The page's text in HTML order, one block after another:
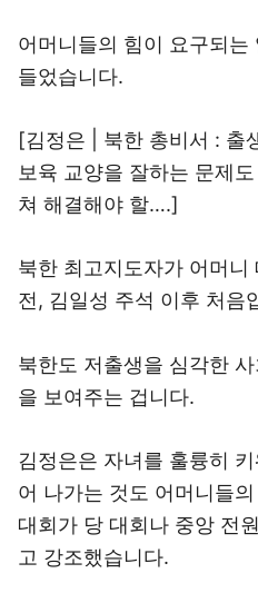
어머니들의 힘이 요구되
들었습니다.
[김정은 | 북한 총비서 : 출
보육 교양을 잘하는 문제
쳐 해결해야 할….]
북한 최고지도자가 어머
전, 김일성 주석 이후 처음
북한도 저출생을 심각한
을 보여주는 겁니다.
김정은은 자녀를 훌륭히
어 나가는 것도 어머니들
대회가 당 대회나 중앙 전
고 강조했습니다.